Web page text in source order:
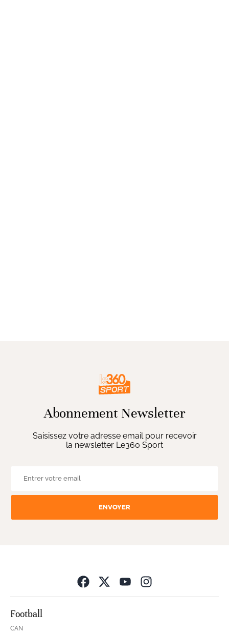
Abonnement Newsletter
Saisissez votre adresse email pour recevoir
la newsletter Le360 Sport
ENVOYER
Football
CAN